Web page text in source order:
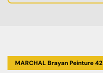
MARCHAL Brayan Peinture 42